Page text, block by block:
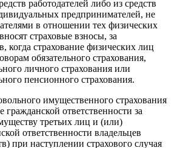
работодателей либо из средств
предпринимателей, не
в отношении тех физических
страховые взносы, за
когда страхование физических лиц
обязательного страхования,
личного страхования или
пенсионного страхования.
имущественного страхования
гражданской ответственности за
третьих лиц и (или)
ответственности владельцев
при наступлении страхового случая